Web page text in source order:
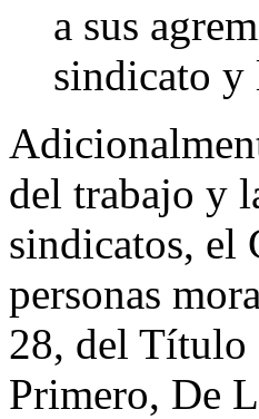
a sus
sindicato y
del trabajo y
sindicatos, el
personas
28, del Título
Primero, De